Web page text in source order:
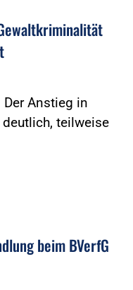
Anstieg in
teilweise
beim BVerfG